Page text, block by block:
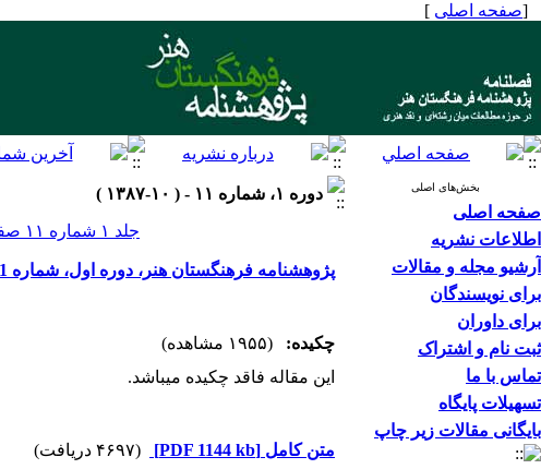
[صفحه اصلی ]
بخش‌های اصلی
صفحه اصلی
اطلاعات نشریه
آرشیو مجله و مقالات
برای نویسندگان
برای داوران
ثبت نام و اشتراک
تماس با ما
تسهیلات پایگاه
بایگانی مقالات زیر چاپ
دوره ۱، شماره ۱۱ - ( ۱۰-۱۳۸۷ )
جلد ۱ شماره ۱۱ صفحات ۱۶۸-۱
پژوهشنامه فرهنگستان هنر، دوره اول، شماره 11 زمستان 1387
چکیده:
(۱۹۵۵ مشاهده)
این مقاله فاقد چکیده می​باشد.
متن کامل [PDF 1144 kb]
(۴۶۹۷ دریافت)